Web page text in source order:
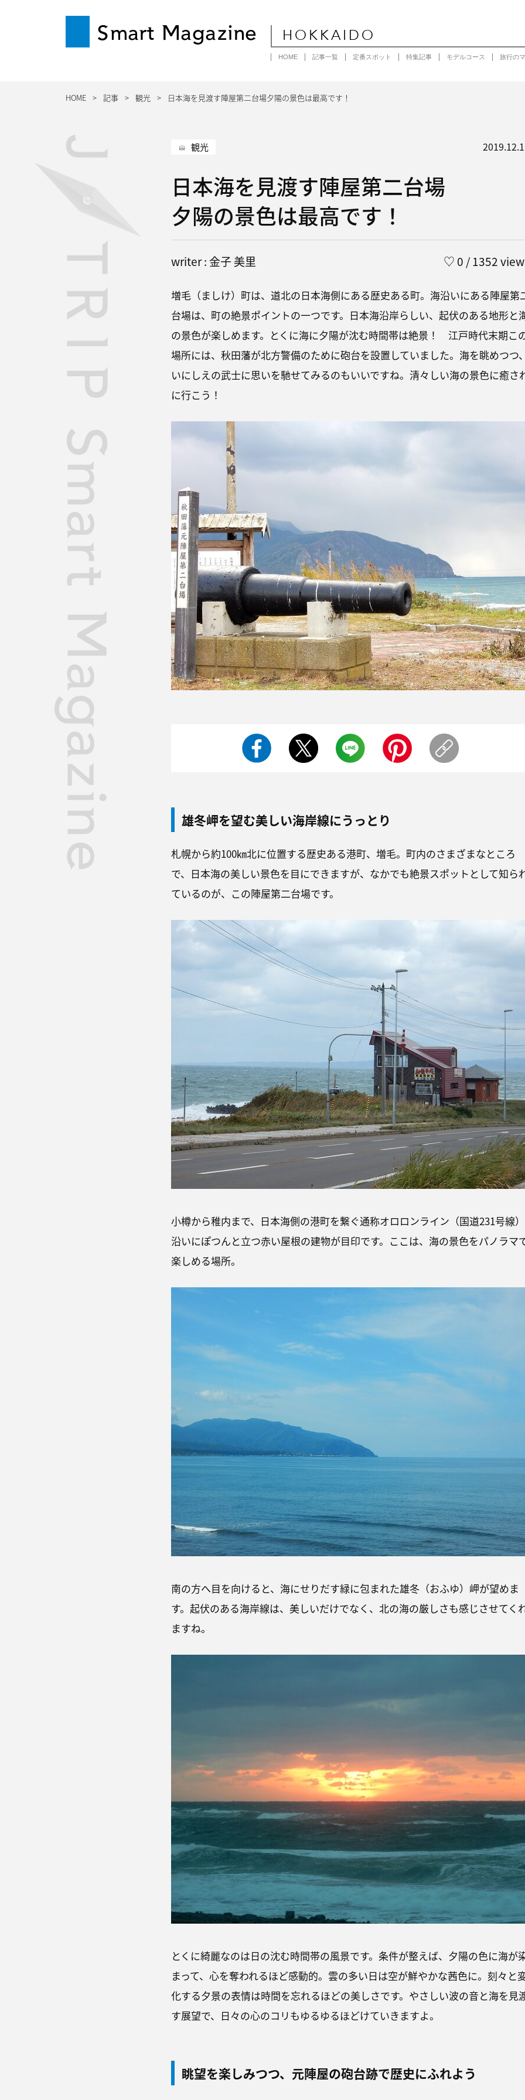
Smart Magazine HOKKAIDO
HOME 記事一覧 定番スポット 特集記事 モデルコース 旅行の
HOME 記事 観光 日本海を見渡す陣屋第二台場夕陽の景色は最高です！
観光
日本海を見渡す陣屋第二台場
夕陽の景色は最高です！
writer : 金子 美里 ♡ 0 / 1352
増毛（ましけ）町は、道北の日本海側にある歴史ある町。海沿いにある陣屋第
台場は、町の絶景ポイントの一つです。日本海沿岸らしい、起伏のある地形と
の景色が楽しめます。とくに海に夕陽が沈む時間帯は絶景！ 江戸時代末期こ
場所には、秋田藩が北方警備のために砲台を設置していました。海を眺めつつ
いにしえの武士に思いを馳せてみるのもいいですね。清々しい海の景色に癒さ
に行こう！
雄冬岬を望む美しい海岸線にうっとり
札幌から約100㎞北に位置する歴史ある港町、増毛。町内のさまざまなところ
で、日本海の美しい景色を目にできますが、なかでも絶景スポットとして知ら
ているのが、この陣屋第二台場です。
小樽から稚内まで、日本海側の港町を繋ぐ通称オロロンライン（国道231号線）
沿いにぽつんと立つ赤い屋根の建物が目印です。ここは、海の景色をパノラマ
楽しめる場所。
南の方へ目を向けると、海にせりだす緑に包まれた雄冬（おふゆ）岬が望めま
す。起伏のある海岸線は、美しいだけでなく、北の海の厳しさも感じさせてく
ますね。
とくに綺麗なのは日の沈む時間帯の風景です。条件が整えば、夕陽の色に海が
まって、心を奪われるほど感動的。雲の多い日は空が鮮やかな茜色に。刻々と
化する夕景の表情は時間を忘れるほどの美しさです。やさしい波の音と海を見
す展望で、日々の心のコリもゆるゆるほどけていきますよ。
眺望を楽しみつつ、元陣屋の砲台跡で歴史にふれよう